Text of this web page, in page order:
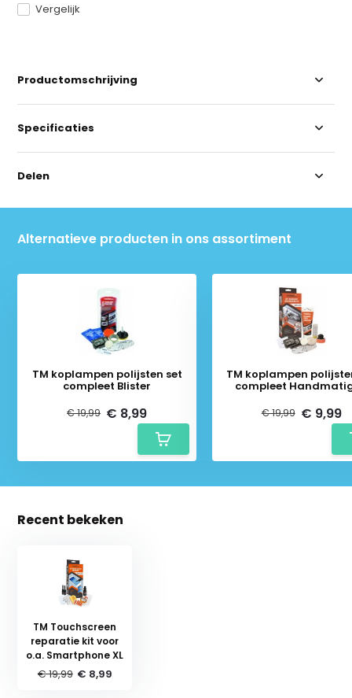
Vergelijk
Productomschrijving
Specificaties
Delen
Alternatieve producten in ons assortiment
TM koplampen polijsten set
compleet Blister
€ 19,99 € 8,99
TM koplampen
compleet
€ 19,99 € 9,99
Recent bekeken
TM Touchscreen
reparatie kit voor
o.a. Smartphone XL
€ 19,99 € 8,99